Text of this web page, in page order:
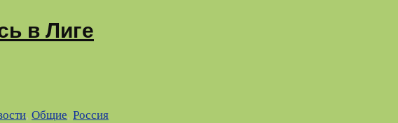
в Лиге
, Общие, Россия